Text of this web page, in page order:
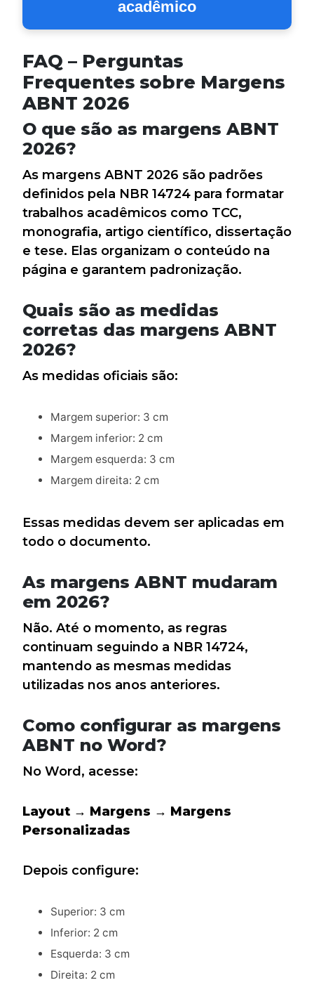
acadêmico
FAQ – Perguntas
Frequentes sobre Margens
ABNT 2026
O que são as margens ABNT
2026?
As margens ABNT 2026 são padrões
definidos pela NBR 14724 para formatar
trabalhos acadêmicos como TCC,
monografia, artigo científico, dissertação
e tese. Elas organizam o conteúdo na
página e garantem padronização.
Quais são as medidas
corretas das margens ABNT
2026?
As medidas oficiais são:
Margem superior: 3 cm
Margem inferior: 2 cm
Margem esquerda: 3 cm
Margem direita: 2 cm
Essas medidas devem ser aplicadas em
todo o documento.
As margens ABNT mudaram
em 2026?
Não. Até o momento, as regras
continuam seguindo a NBR 14724,
mantendo as mesmas medidas
utilizadas nos anos anteriores.
Como configurar as margens
ABNT no Word?
No Word, acesse:
Layout → Margens → Margens
Personalizadas
Depois configure:
Superior: 3 cm
Inferior: 2 cm
Esquerda: 3 cm
Direita: 2 cm